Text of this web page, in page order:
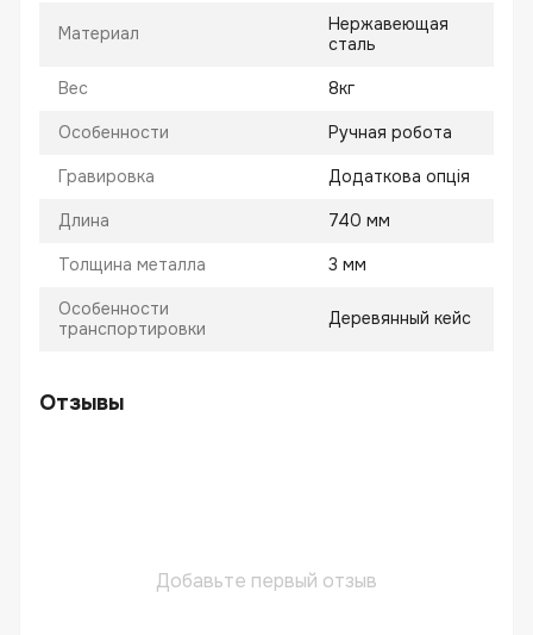
Материал
Нержавеющая
сталь
Вес 8кг
Особенности Ручная робота
Гравировка Додаткова опція
Длина 740 мм
Толщина металла 3 мм
Особенности
транспортировки
Деревянный кейс
Отзывы
Добавьте первый отзыв